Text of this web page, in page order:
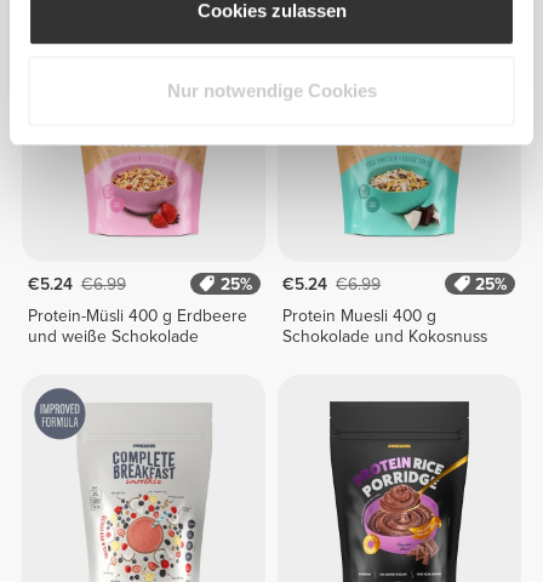
Cookies zulassen
Nur notwendige Cookies
€5.24 €6.99
25%
Protein-Müsli 400 g Erdbeere
und weiße Schokolade
€5.24 €6.99
25%
Protein Muesli 400 g
Schokolade und Kokosnuss